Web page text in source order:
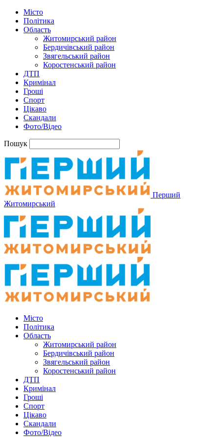
Місто
Політика
Область
Житомирський район
Бердичівський район
Звягельський район
Коростенський район
ДТП
Кримінал
Гроші
Спорт
Цікаво
Скандали
Фото/Відео
Пошук
Перший
Житомирський
Місто
Політика
Область
Житомирський район
Бердичівський район
Звягельський район
Коростенський район
ДТП
Кримінал
Гроші
Спорт
Цікаво
Скандали
Фото/Відео